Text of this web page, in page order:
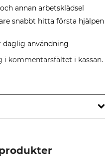
annan arbetsklädsel
snabbt hitta första hjälpen
användning
i kommentarsfältet i kassan.